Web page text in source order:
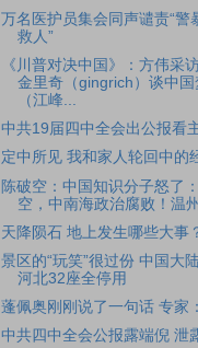
万名医护员集会同声谴责“警
救人”
《川普对决中国》：方伟采
金里奇（gingrich）谈中
（江峰...
中共19届四中全会出公报看
定中所见 我和家人轮回中的
陈破空：中国知识分子怒了
空，中南海政治腐败！温
天降陨石 地上发生哪些大事
景区的“玩笑”很过份 中国大
河北32座全停用
蓬佩奥刚刚说了一句话 专家
中共四中全会公报露端倪 泄